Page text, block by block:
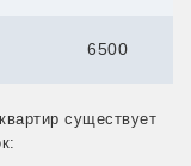
6500
существует